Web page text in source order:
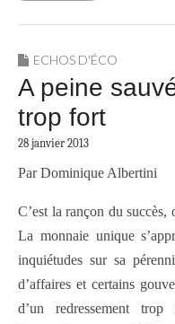
ECHOS D'ÉCO
A peine
trop fort
28 janvier 2013
Par Dominique Albertini
C’est la rançon du
La monnaie unique
inquiétudes sur sa
d’affaires et certains
d’un redressement